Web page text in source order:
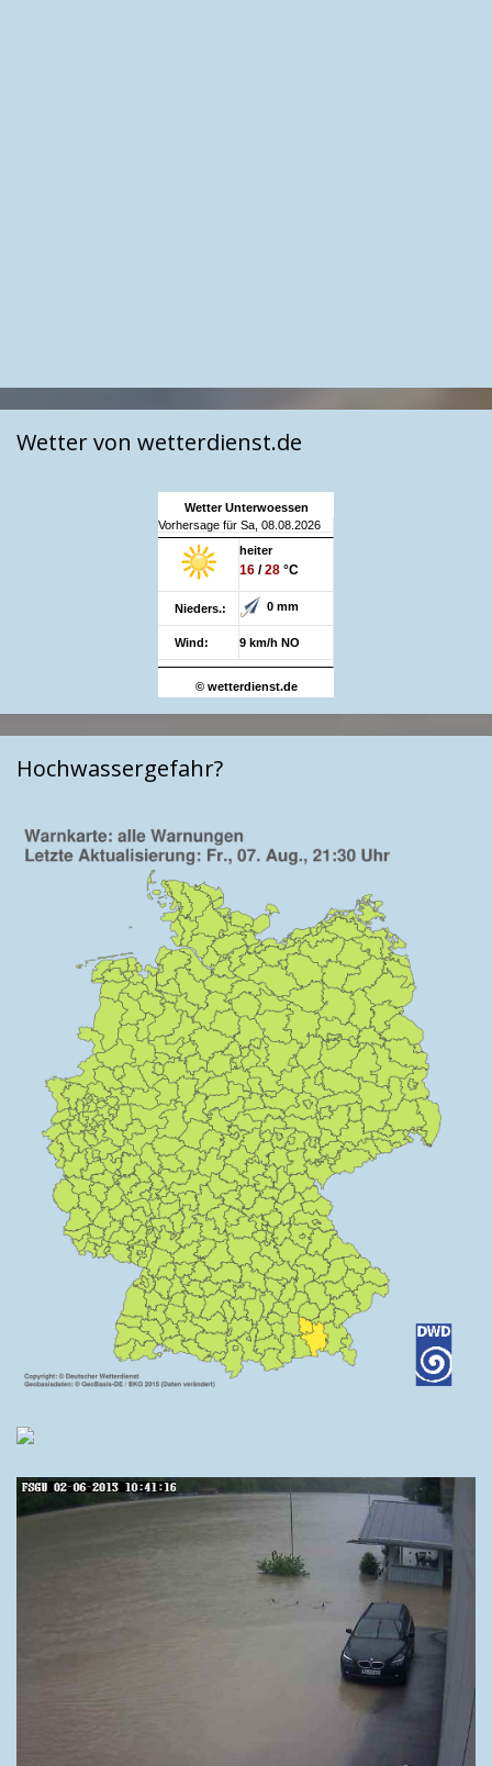
Wetter von wetterdienst.de
Wetter Unterwoessen
Vorhersage für Sa, 08.08.2026
heiter
16 /28 °C
Nieders.: 0 mm
Wind: 9 km/h NO
© wetterdienst.de
Hochwassergefahr?